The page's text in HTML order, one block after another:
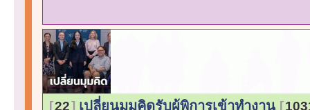
22 เปลี่ยนมุมคิดรับผู้พิการเข้าทำงาน